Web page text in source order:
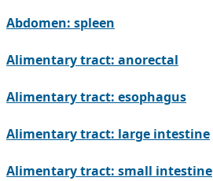
Abdomen: spleen
Alimentary tract: anorectal
Alimentary tract: esophagus
Alimentary tract: large intestine
Alimentary tract: small intestine